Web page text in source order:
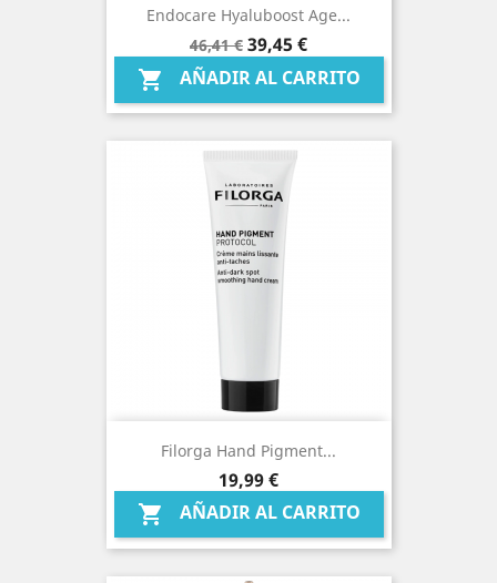
Endocare Hyaluboost Age...
Precio
base
46,41 € Precio
39,45 €
 AÑADIR AL CARRITO
Filorga Hand Pigment...
Precio
19,99 €
 AÑADIR AL CARRITO